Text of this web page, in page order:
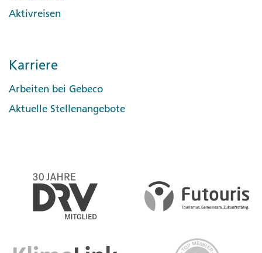
Aktivreisen
Karriere
Arbeiten bei Gebeco
Aktuelle Stellenangebote